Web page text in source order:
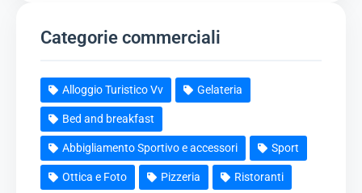
Categorie commerciali
Alloggio Turistico Vv Gelateria
Bed and breakfast
Abbigliamento Sportivo e accessori Sport
Ottica e Foto Pizzeria Ristoranti